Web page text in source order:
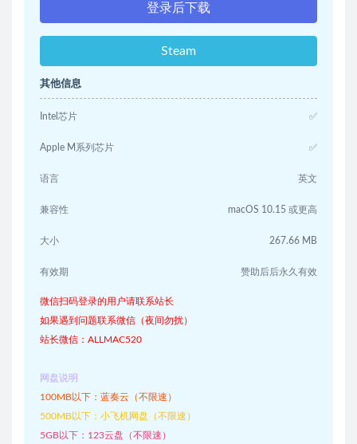
登录后下载
Steam
其他信息
Intel芯片 ✅
Apple M系列芯片 ✅
语言 英文
兼容性 macOS 10.15 或更高
大小 267.66 MB
有效期 赞助后后永久有效
微信扫码登录的用户请联系站长
如果遇到问题联系微信（夜间勿扰）
站长微信：ALLMAC520
网盘说明
100MB以下：蓝奏云（不限速）
500MB以下：小飞机网盘（不限速）
5GB以下：123云盘（不限速）